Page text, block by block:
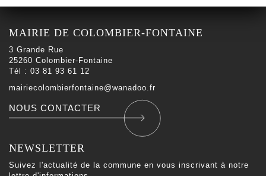
MAIRIE DE COLOMBIER-FONTAINE
3 Grande Rue
25260 Colombier-Fontaine
Tél : 03 81 93 61 12
mairiecolombierfontaine@wanadoo.fr
NOUS CONTACTER
NEWSLETTER
Suivez l'actualité de la commune en vous inscrivant à notre